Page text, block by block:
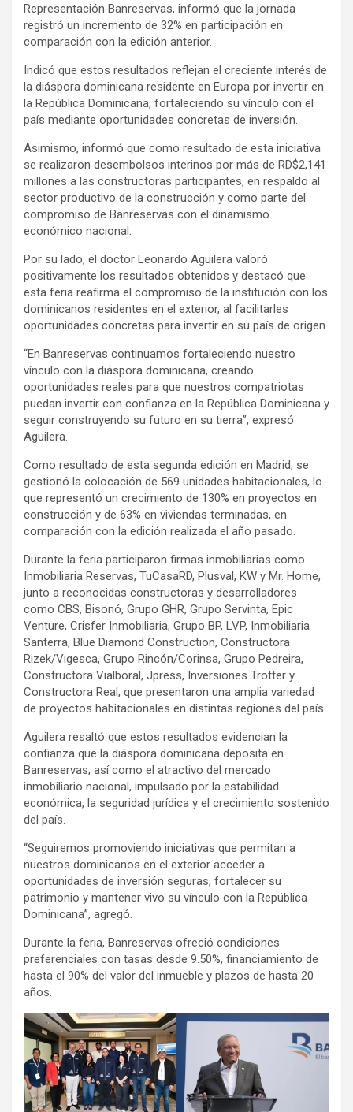
Representación Banreservas, informó que la jornada
registró un incremento de 32% en participación en
comparación con la edición anterior.
Indicó que estos resultados reflejan el creciente interés de
la diáspora dominicana residente en Europa por invertir en
la República Dominicana, fortaleciendo su vínculo con el
país mediante oportunidades concretas de inversión.
Asimismo, informó que como resultado de esta iniciativa
se realizaron desembolsos interinos por más de RD$2,141
millones a las constructoras participantes, en respaldo al
sector productivo de la construcción y como parte del
compromiso de Banreservas con el dinamismo
económico nacional.
Por su lado, el doctor Leonardo Aguilera valoró
positivamente los resultados obtenidos y destacó que
esta feria reafirma el compromiso de la institución con los
dominicanos residentes en el exterior, al facilitarles
oportunidades concretas para invertir en su país de origen.
“En Banreservas continuamos fortaleciendo nuestro
vínculo con la diáspora dominicana, creando
oportunidades reales para que nuestros compatriotas
puedan invertir con confianza en la República Dominicana y
seguir construyendo su futuro en su tierra”, expresó
Aguilera.
Como resultado de esta segunda edición en Madrid, se
gestionó la colocación de 569 unidades habitacionales, lo
que representó un crecimiento de 130% en proyectos en
construcción y de 63% en viviendas terminadas, en
comparación con la edición realizada el año pasado.
Durante la feria participaron firmas inmobiliarias como
Inmobiliaria Reservas, TuCasaRD, Plusval, KW y Mr. Home,
junto a reconocidas constructoras y desarrolladores
como CBS, Bisonó, Grupo GHR, Grupo Servinta, Epic
Venture, Crisfer Inmobiliaria, Grupo BP, LVP, Inmobiliaria
Santerra, Blue Diamond Construction, Constructora
Rizek/Vigesca, Grupo Rincón/Corinsa, Grupo Pedreira,
Constructora Vialboral, Jpress, Inversiones Trotter y
Constructora Real, que presentaron una amplia variedad
de proyectos habitacionales en distintas regiones del país.
Aguilera resaltó que estos resultados evidencian la
confianza que la diáspora dominicana deposita en
Banreservas, así como el atractivo del mercado
inmobiliario nacional, impulsado por la estabilidad
económica, la seguridad jurídica y el crecimiento sostenido
del país.
“Seguiremos promoviendo iniciativas que permitan a
nuestros dominicanos en el exterior acceder a
oportunidades de inversión seguras, fortalecer su
patrimonio y mantener vivo su vínculo con la República
Dominicana”, agregó.
Durante la feria, Banreservas ofreció condiciones
preferenciales con tasas desde 9.50%, financiamiento de
hasta el 90% del valor del inmueble y plazos de hasta 20
años.